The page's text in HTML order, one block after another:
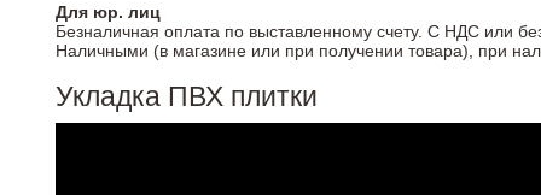
Для юр. лиц
Безналичная оплата по выставленному счету. С НДС или
Наличными (в магазине или при получении товара), при
Укладка ПВХ плитки